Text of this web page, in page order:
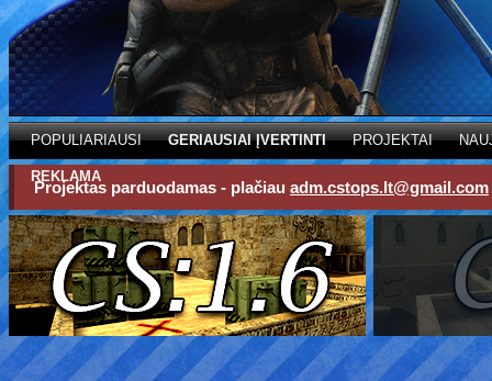
POPULIARIAUSI GERIAUSIAI ĮVERTINTI PROJEKTAI
REKLAMA
Projektas parduodamas - plačiau adm.cstops.lt@gmail.com